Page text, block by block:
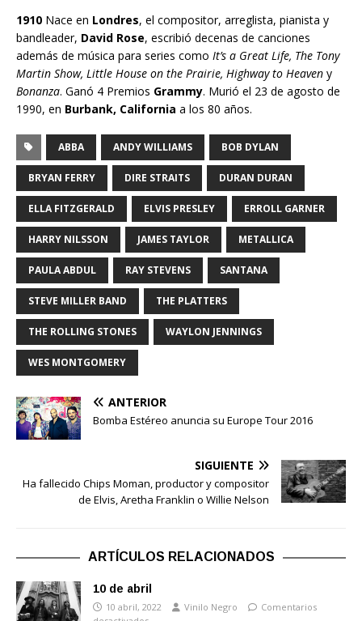
1910 Nace en Londres, el compositor, arreglista, pianista y
bandleader, David Rose, escribió decenas de canciones
además de música para series como It’s a Great Life, The Tony
Martin Show, Little House on the Prairie, Highway to Heaven y
Bonanza. Ganó 4 Premios Grammy. Murió el 23 de agosto de
1990, en Burbank, California a los 80 años.
ABBA ANDY WILLIAMS BOB DYLAN
BRYAN FERRY DIRE STRAITS DURAN DURAN
ELLA FITZGERALD ELVIS PRESLEY ERROLL GARNER
HARRY NILSSON JAMES TAYLOR METALLICA
PAULA ABDUL RAY STEVENS SANTANA
STEVE MILLER BAND THE PLATTERS
THE ROLLING STONES WAYLON JENNINGS
WES MONTGOMERY
ANTERIOR
Bomba Estéreo anuncia su Europe Tour 2016
SIGUIENTE
Ha fallecido Chips Moman, productor y compositor
de Elvis, Aretha Franklin o Willie Nelson
ARTÍCULOS RELACIONADOS
10 de abril
10 abril, 2022 Vinilo Negro
Comentarios